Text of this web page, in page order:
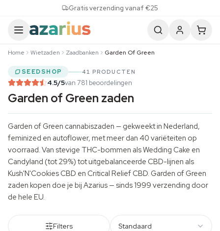
Gratis verzending vanaf €25
Home Wietzaden Zaadbanken Garden Of Green
SEEDSHOP 41 PRODUCTEN
4.5/5van 781 beoordelingen
Garden of Green zaden
Garden of Green cannabiszaden — gekweekt in Nederland,
feminized en autoflower, met meer dan 40 variëteiten op
voorraad. Van stevige THC-bommen als Wedding Cake en
Candyland (tot 29%) tot uitgebalanceerde CBD-lijnen als
Kush'N'Cookies CBD en Critical Relief CBD. Garden of Green
zaden kopen doe je bij Azarius — sinds 1999 verzending door
de hele EU.
Filters Standaard